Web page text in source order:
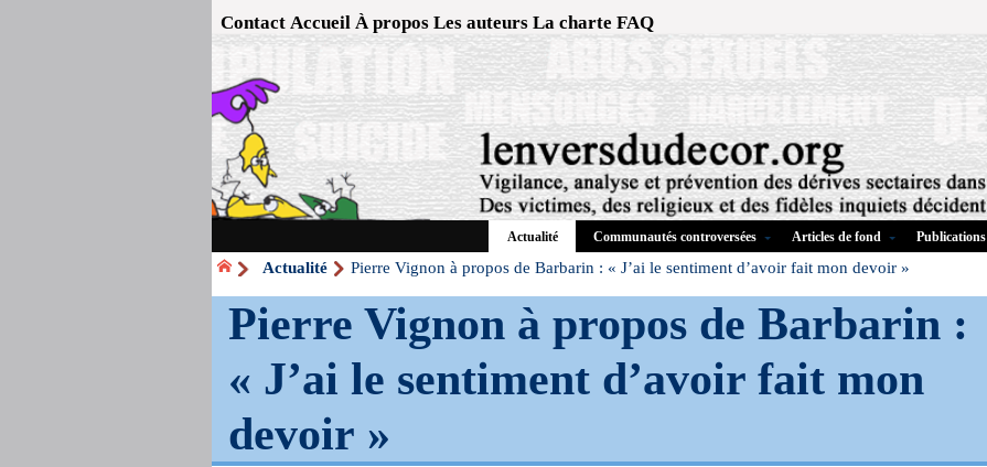
Contact Accueil À propos Les auteurs La charte FAQ
Actualité Communautés controversées Articles de fond Publications
Actualité Pierre Vignon à propos de Barbarin : « J’ai le sentiment d’avoir fait mon devoir »
Pierre Vignon à propos de Barbarin :
« J’ai le sentiment d’avoir fait mon
devoir »